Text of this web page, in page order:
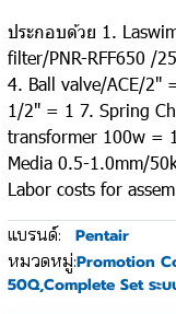
ประกอบด้วย 1.
filter/PNR-RFF650 /
4. Ball valve/ACE/2"
1/2" = 1 7. Spring
transformer 100w =
Media 0.5-1.0mm/
Labor costs for
แบรนด์: Pentair
หมวดหมู่:Promotion
50Q,Complete Set ระ